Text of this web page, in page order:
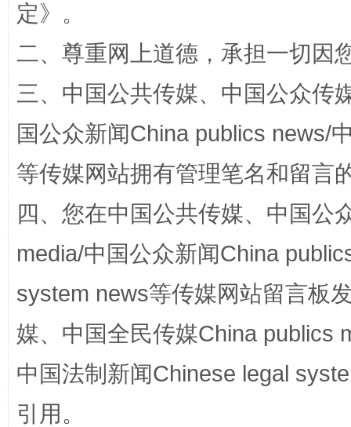
解纷+调解+退费，一次搞定
站台名比不上好声名
定》。
二、尊重网上道德，承担一切因
三、中国公共传媒、中国公众传
国公众新闻China publics news/
等传媒网站拥有管理笔名和留言
四、您在中国公共传媒、中国公
media/中国公众新闻China
system news等传媒网站留言板
媒、中国全民传媒China publics
中国法制新闻Chinese legal
引用。